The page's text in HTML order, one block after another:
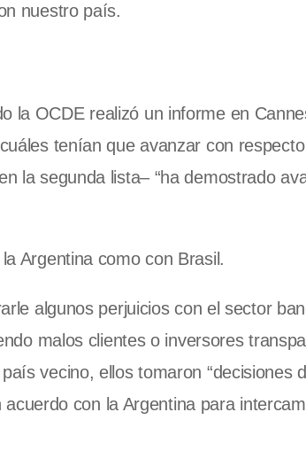
nuestro país.
la OCDE realizó un informe en
tenían que avanzar con
la segunda lista– “ha demostrado
Argentina como con Brasil.
algunos perjuicios con el sector
malos clientes o inversores
vecino, ellos tomaron “decisiones
con la Argentina para